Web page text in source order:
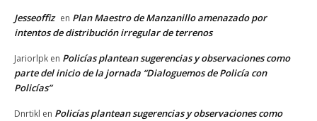
Jesseoffiz en Plan Maestro de Manzanillo amenazado por
intentos de distribución irregular de terrenos
Jariorlpk en Policías plantean sugerencias y observaciones como
parte del inicio de la jornada “Dialoguemos de Policía con
Policías”
Dnrtikl en Policías plantean sugerencias y observaciones como